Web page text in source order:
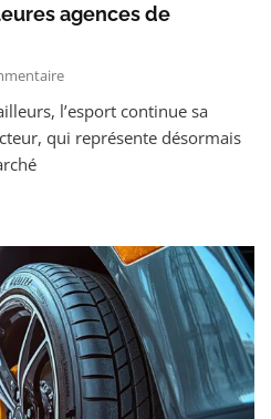
agences de
l’esport continue sa
qui représente désormais